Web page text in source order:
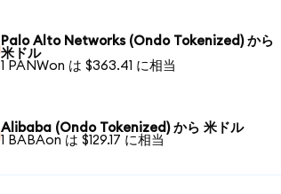
Palo Alto Networks (Ondo Tokenized) から
米ドル
1 PANWon は $363.41 に相当
Alibaba (Ondo Tokenized) から 米ドル
1 BABAon は $129.17 に相当